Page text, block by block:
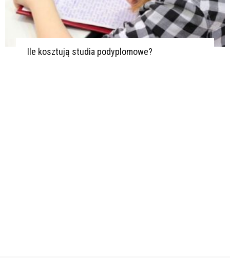
Ile kosztują studia podyplomowe?